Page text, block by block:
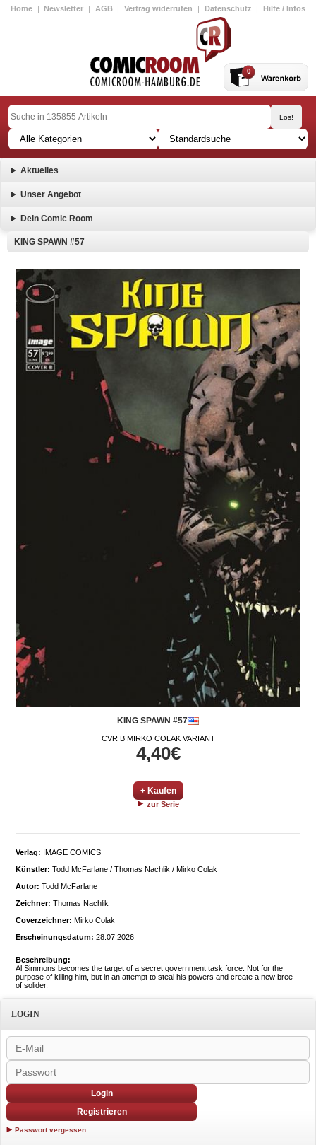
Home | Newsletter | AGB | Vertrag widerrufen | Datenschutz | Hilfe / Infos
0
Aktuelles
Unser Angebot
Dein Comic Room
KING SPAWN #57
KING SPAWN #57
CVR B MIRKO COLAK VARIANT
4,40€
+ Kaufen
zur Serie
Verlag: IMAGE COMICS
Künstler: Todd McFarlane / Thomas Nachlik / Mirko Colak
Autor: Todd McFarlane
Zeichner: Thomas Nachlik
Coverzeichner: Mirko Colak
Erscheinungsdatum: 28.07.2026
Beschreibung:
Al Simmons becomes the target of a secret government task force. Not for the
purpose of killing him, but in an attempt to steal his powers and create a new bree
of solider.
LOGIN
Login
Registrieren
Passwort vergessen